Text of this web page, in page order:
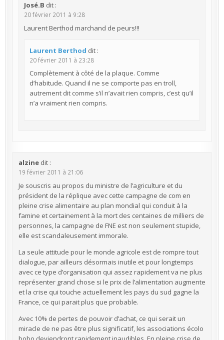
José.B dit :
20 février 2011 à 9:28
Laurent Berthod marchand de peurs!!!
Laurent Berthod dit :
20 février 2011 à 23:28
Complètement à côté de la plaque. Comme
d’habitude. Quand il ne se comporte pas en troll,
autrement dit comme s’il n’avait rien compris, c’est qu’il
n’a vraiment rien compris.
alzine dit :
19 février 2011 à 21:06
Je souscris au propos du ministre de l’agriculture et du
président de la réplique avec cette campagne de com en
pleine crise alimentaire au plan mondial qui conduit à la
famine et certainement à la mort des centaines de milliers de
personnes, la campagne de FNE est non seulement stupide,
elle est scandaleusement immorale.
La seule attitude pour le monde agricole est de rompre tout
dialogue, par ailleurs désormais inutile et pour longtemps
avec ce type d’organisation qui assez rapidement va ne plus
représenter grand chose si le prix de l’alimentation augmente
et la crise qui touche actuellement les pays du sud gagne la
France, ce qui parait plus que probable.
Avec 10% de pertes de pouvoir d’achat, ce qui serait un
miracle de ne pas être plus significatif, les associations écolo